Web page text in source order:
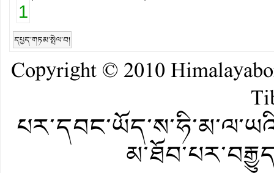
1
དཔྱད་གཏམ་སྤེལ་བ།
Copyright © 2010